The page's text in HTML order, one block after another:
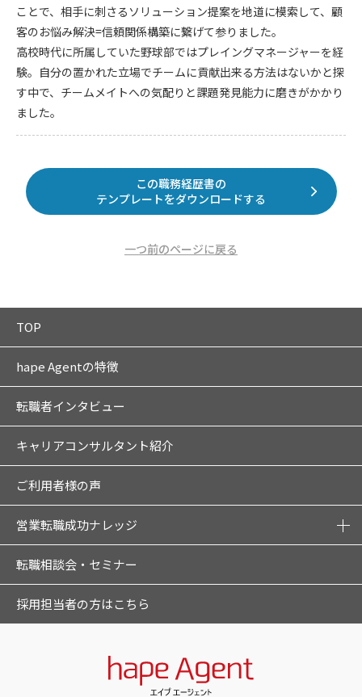
ことで、相手に刺さるソリューション提案を地道に模索して、顧
客のお悩み解決=信頼関係構築に繋げて参りました。
高校時代に所属していた野球部ではプレイングマネージャーを経
験。自分の置かれた立場でチームに貢献出来る方法はないかと探
す中で、チームメイトへの気配りと課題発見能力に磨きがかかり
ました。
この職務経歴書の
テンプレートをダウンロードする
一つ前のページに戻る
TOP
hape Agentの特徴
転職者インタビュー
キャリアコンサルタント紹介
ご利用者様の声
営業転職成功ナレッジ
転職相談会・セミナー
採用担当者の方はこちら